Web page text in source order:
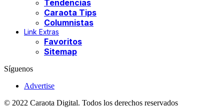
Tendencias
Caraota Tips
Columnistas
Link Extras
Favoritos
Sitemap
Síguenos
Advertise
© 2022 Caraota Digital. Todos los derechos reservados